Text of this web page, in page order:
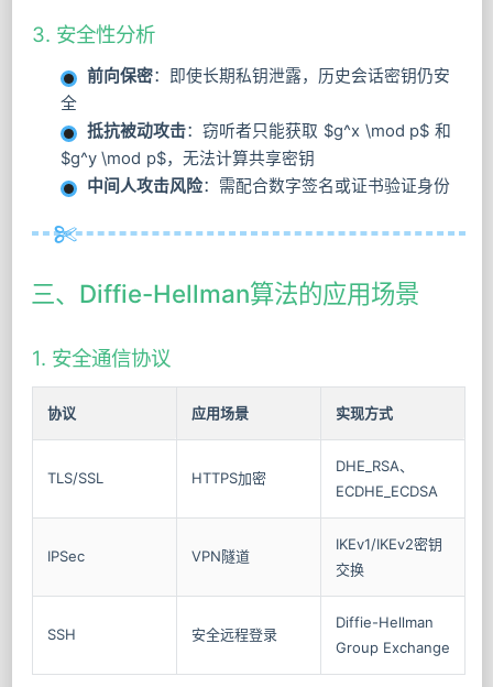
3. 安全性分析
前向保密：即使长期私钥泄露，历史会话密钥仍安
全
抵抗被动攻击：窃听者只能获取 $g^x \mod p$ 和
$g^y \mod p$，无法计算共享密钥
中间人攻击风险：需配合数字签名或证书验证身份
三、Diffie-Hellman算法的应用场景
1. 安全通信协议
协议 应用场景 实现方式
TLS/SSL HTTPS加密
DHE_RSA、
ECDHE_ECDSA
IPSec VPN隧道
IKEv1/IKEv2密钥
交换
SSH 安全远程登录
Diffie-Hellman
Group Exchange